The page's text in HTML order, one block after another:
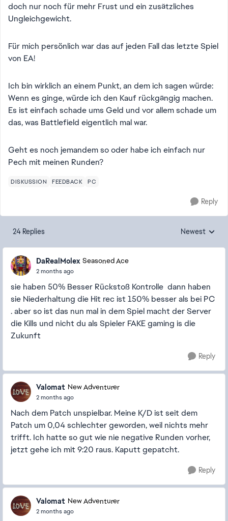
doch nur noch für mehr Frust und ein zusätzliches
Ungleichgewicht.
Für mich persönlich war das auf jeden Fall das letzte Spiel
von EA!
Ich bin wirklich an einem Punkt, an dem ich sagen würde:
Wenn es ginge, würde ich den Kauf rückgängig machen.
Es ist einfach schade ums Geld und vor allem schade um
das, was Battlefield eigentlich mal war.
Geht es noch jemandem so oder habe ich einfach nur
Pech mit meinen Runden?
DISKUSSION FEEDBACK PC
Reply
24 Replies Replies sorted
Newest
DaRealMolex Seasoned Ace
2 months ago
sie haben 50% Besser Rückstoß Kontrolle dann haben
sie Niederhaltung die Hit rec ist 150% besser als bei PC
. aber so ist das nun mal in dem Spiel macht der Server
die Kills und nicht du als Spieler FAKE gaming is die
Zukunft
Reply
Valomat New Adventurer
2 months ago
Nach dem Patch unspielbar. Meine K/D ist seit dem
Patch um 0,04 schlechter geworden, weil nichts mehr
trifft. Ich hatte so gut wie nie negative Runden vorher,
jetzt gehe ich mit 9:20 raus. Kaputt gepatcht.
Reply
Valomat New Adventurer
2 months ago